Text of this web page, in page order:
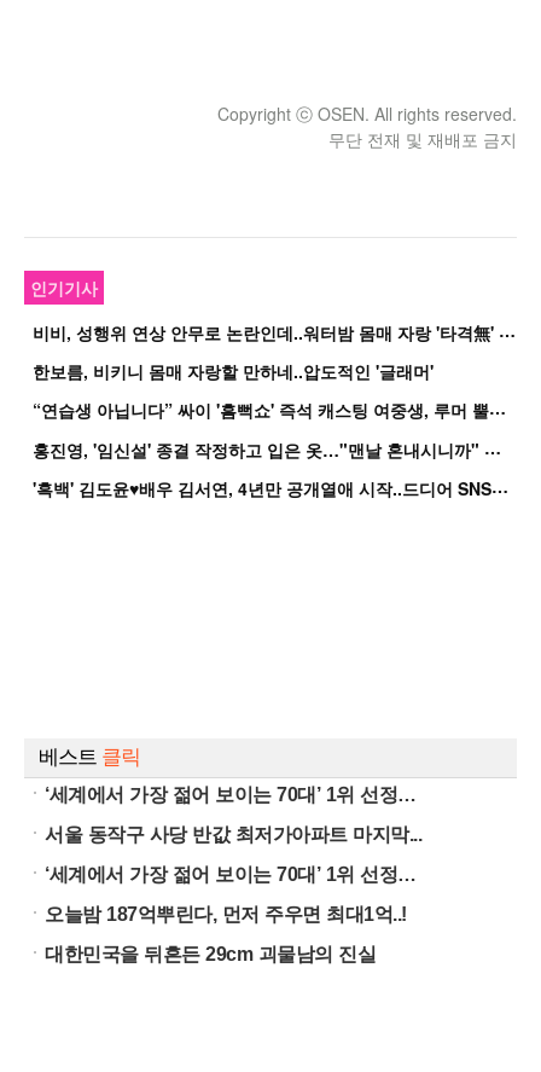
Copyright ⓒ OSEN. All rights reserved.
무단 전재 및 재배포 금지
인기기사
비
비, 성행위 연상 안무로 논란인데..워터밤 몸매 자랑 '타격無' 근황
한보름, 비키니 몸매 자랑할 만하네..압도적인 '글래머'
“
연습생 아닙니다” 싸이 '흠뻑쇼' 즉석 캐스팅 여중생, 루머 뿔났다[Oh!쎈 이...
홍
진영, '임신설' 종결 작정하고 입은 옷…"맨날 혼내시니까" 억울
'
흑백' 김도윤♥배우 김서연, 4년만 공개열애 시작..드디어 SNS에 노출 [핫피...